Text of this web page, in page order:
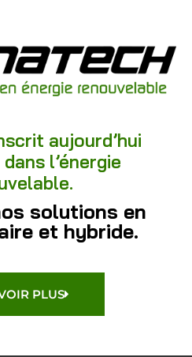
aujourd’hui
l’énergie
solutions en
et hybride.
PLUS